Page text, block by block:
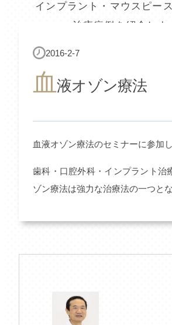
インプラント・マウスピー
治療症例を紹介しま
2016-2-7
血液オゾン療法
血液オゾン療法のセミナーに参加し
歯科・口腔外科・インプラント治
ゾン療法は強力な治療法の一つと